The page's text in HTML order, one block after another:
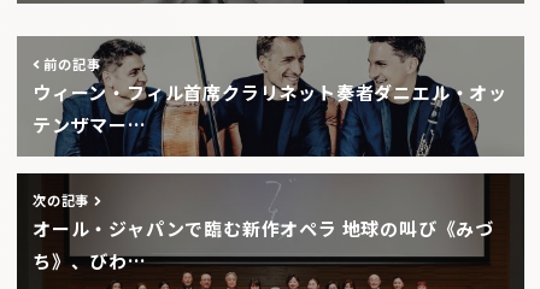
前の記事
ウィーン・フィル首席クラリネット奏者ダニエル・オッ
テンザマー…
次の記事
オール・ジャパンで臨む新作オペラ 地球の叫び《みづ
ち》、びわ…